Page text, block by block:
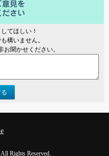
てほしい！
構いません。
お聞かせください。
Rights Reserved.